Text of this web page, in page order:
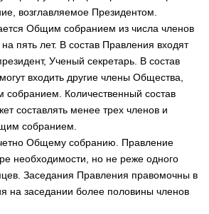
возглавляемое Президентом.
Общим собранием из числа членов
пять лет. В состав Правления входят
Ученый секретарь. В состав
входить другие члены Общества,
Количественный состав
составлять менее трех членов и
собранием.
Общему собранию. Правление
необходимости, но не реже одного
Заседания Правления правомочны в
на заседании более половины членов